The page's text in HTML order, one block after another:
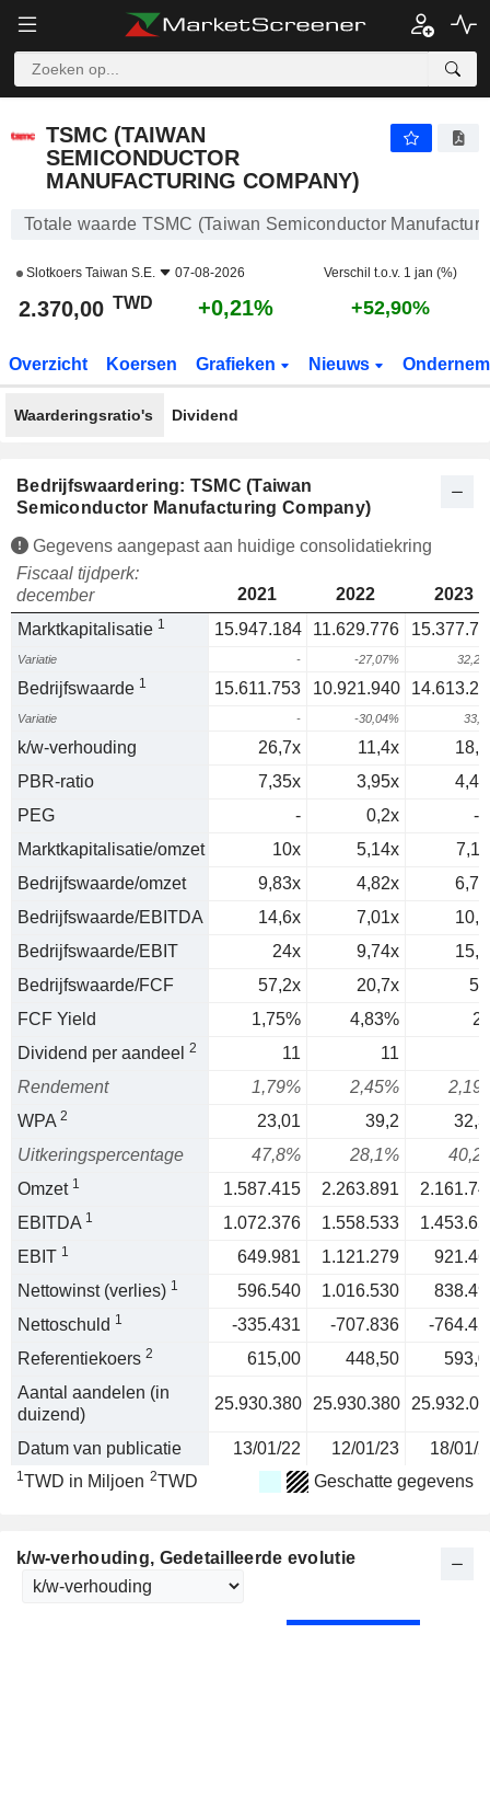
TSMC (TAIWAN
SEMICONDUCTOR
MANUFACTURING COMPANY)
Totale waarde TSMC (Taiwan Semiconductor
Slotkoers Taiwan S.E. 07-08-2026 Verschil t.o.v. 1 jan (%)
2.370,00 TWD +0,21% +52,90%
Overzicht Koersen Grafieken Nieuws
Waarderingsratio's Dividend
Bedrijfswaardering: TSMC (Taiwan
Semiconductor Manufacturing Company)
Gegevens aangepast aan huidige consolidatiekring
Fiscaal tijdperk:
december
2021 2022
2023
Marktkapitalisatie 1 15.947.184 11.629.776
Variatie - -27,07%
Bedrijfswaarde 1 15.611.753 10.921.940
Variatie - -30,04%
k/w-verhouding 26,7x 11,4x
PBR-ratio
7,35x 3,95x
PEG
- 0,2x
-
Marktkapitalisatie/omzet
10x 5,14x
Bedrijfswaarde/omzet
9,83x 4,82x
Bedrijfswaarde/EBITDA
14,6x 7,01x
Bedrijfswaarde/EBIT
24x 9,74x
Bedrijfswaarde/FCF
57,2x 20,7x
FCF Yield
1,75% 4,83%
Dividend per aandeel 2 11 11
Rendement
1,79% 2,45%
WPA 2 23,01 39,2
Uitkeringspercentage
47,8% 28,1%
Omzet 1 1.587.415 2.263.891
EBITDA 1 1.072.376 1.558.533
EBIT 1 649.981 1.121.279
Nettowinst (verlies) 1 596.540 1.016.530
Nettoschuld 1 -335.431 -707.836
-
Referentiekoers 2 615,00 448,50
Aantal aandelen (in
duizend)
25.930.380 25.930.380
Datum van publicatie 13/01/22 12/01/23 18/01/
1TWD in Miljoen 2TWD Geschatte gegevens
k/w-verhouding, Gedetailleerde evolutie